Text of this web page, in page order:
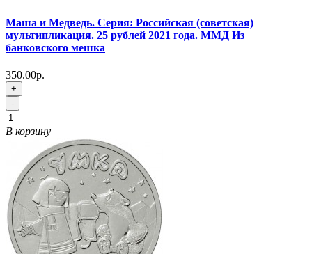
Маша и Медведь. Серия: Российская (советская)
мультипликация. 25 рублей 2021 года. ММД Из
банковского мешка
350.00р.
+
-
В корзину